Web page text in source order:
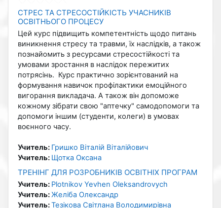
СТРЕС ТА СТРЕСОСТІЙКІСТЬ УЧАСНИКІВ
ОСВІТНЬОГО ПРОЦЕСУ
Цей курс підвищить компетентність щодо питань
виникнення стресу та травми, їх наслідків, а також
познайомить з ресурсами стресостійкості та
умовами зростання в наслідок пережитих
потрясінь. Курс практично зорієнтований на
формування навичок профілактики емоційного
вигорання викладача. А також він допоможе
кожному зібрати свою "аптечку" самодопомоги та
допомоги іншим (студенти, колеги) в умовах
воєнного часу.
Учитель: Гришко Віталій Віталійович
Учитель: Щотка Оксана
ТРЕНІНГ ДЛЯ РОЗРОБНИКІВ ОСВІТНІХ ПРОГРАМ
Учитель: Plotnikov Yevhen Oleksandrovych
Учитель:Желіба Олександр
Учитель:Тезікова Світлана Володимирівна